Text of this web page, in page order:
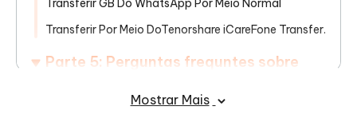
Transferir GB Do WhatsApp Por Meio Normal
Transferir Por Meio DoTenorshare iCareFone Transfer.
Parte 5: Perguntas frequntes sobre
Mostrar Mais